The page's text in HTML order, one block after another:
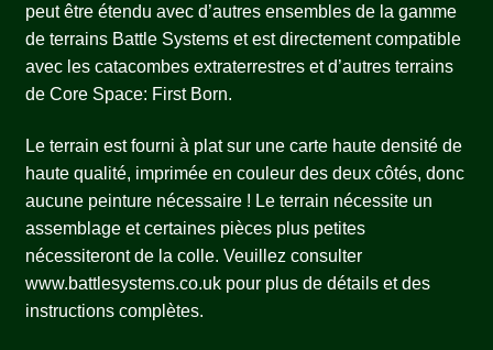
peut être étendu avec d’autres ensembles de la gamme
de terrains Battle Systems et est directement compatible
avec les catacombes extraterrestres et d’autres terrains
de Core Space: First Born.
Le terrain est fourni à plat sur une carte haute densité de
haute qualité, imprimée en couleur des deux côtés, donc
aucune peinture nécessaire ! Le terrain nécessite un
assemblage et certaines pièces plus petites
nécessiteront de la colle. Veuillez consulter
www.battlesystems.co.uk pour plus de détails et des
instructions complètes.